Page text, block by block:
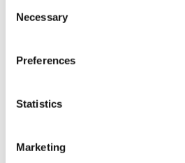
Selection
Necessary
Preferences
Statistics
Marketing
Spain Cliniche
Thailand Cliniche
Hungary Cliniche